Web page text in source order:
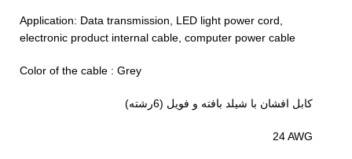
Application: Data transmission, LED light power cord,
electronic product internal cable, computer power cable
Color of the cable : Grey
کابل افشان با شیلد بافته و فویل (6رشته)
24 AWG